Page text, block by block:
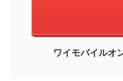
ワイモバイルオ